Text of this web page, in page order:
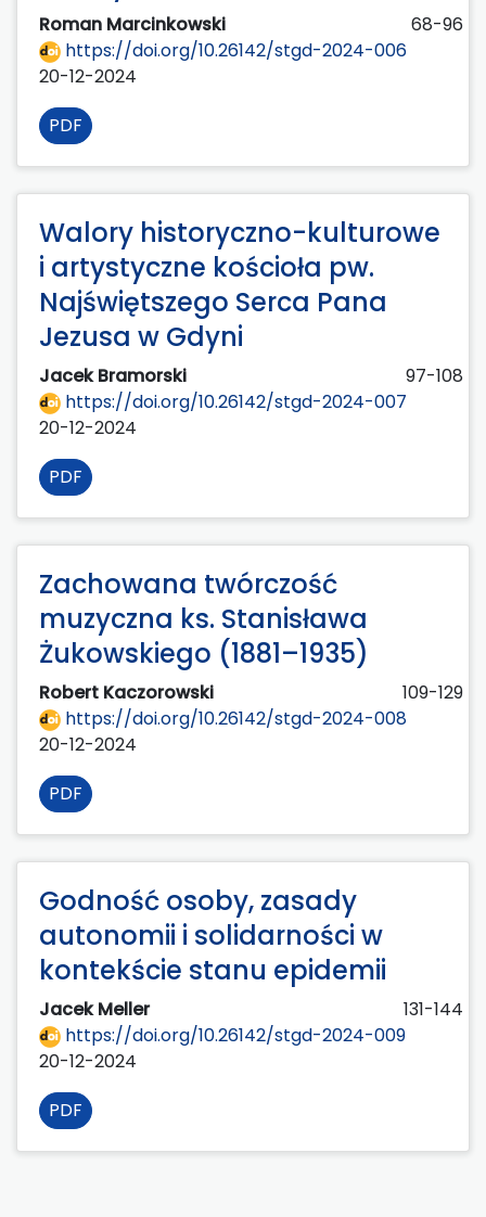
Roman Marcinkowski
68-96
https://doi.org/10.26142/stgd-2024-006
20-12-2024
PDF
Walory historyczno-kulturowe
i artystyczne kościoła pw.
Najświętszego Serca Pana
Jezusa w Gdyni
Jacek Bramorski
97-108
https://doi.org/10.26142/stgd-2024-007
20-12-2024
PDF
Zachowana twórczość
muzyczna ks. Stanisława
Żukowskiego (1881–1935)
Robert Kaczorowski
109-129
https://doi.org/10.26142/stgd-2024-008
20-12-2024
PDF
Godność osoby, zasady
autonomii i solidarności w
kontekście stanu epidemii
Jacek Meller
131-144
https://doi.org/10.26142/stgd-2024-009
20-12-2024
PDF